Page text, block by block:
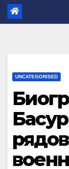
UNCATEGORISED